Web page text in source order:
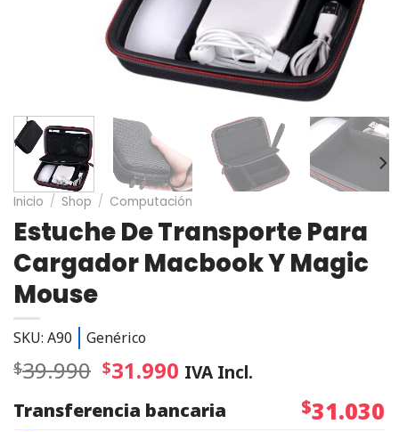
Inicio / Shop / Computación
Estuche De Transporte Para
Cargador Macbook Y Magic
Mouse
SKU: A90 Genérico
$39.990 $31.990 IVA Incl.
Transferencia bancaria
$31.030